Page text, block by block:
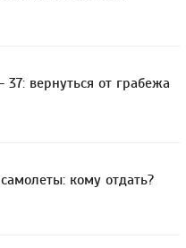
37: вернуться от грабежа
кому отдать?